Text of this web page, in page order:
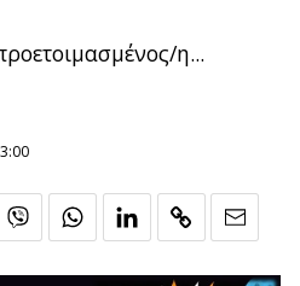
η...